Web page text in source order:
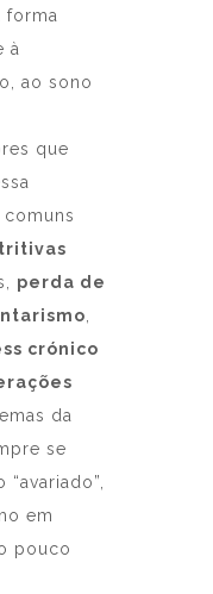
forma
à
ao sono
que
perda de
crónico
da
se
em
pouco